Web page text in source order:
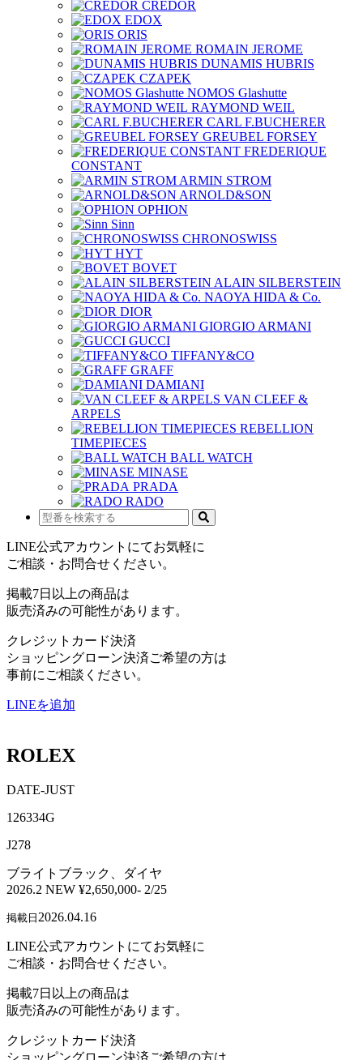
CREDOR
EDOX
ORIS
ROMAIN JEROME
DUNAMIS HUBRIS
CZAPEK
NOMOS Glashutte
RAYMOND WEIL
CARL F.BUCHERER
GREUBEL FORSEY
FREDERIQUE
CONSTANT
ARMIN STROM
ARNOLD&SON
OPHION
Sinn
CHRONOSWISS
HYT
BOVET
ALAIN SILBERSTEIN
NAOYA HIDA & Co.
DIOR
GIORGIO ARMANI
GUCCI
TIFFANY&CO
GRAFF
DAMIANI
VAN CLEEF &
ARPELS
REBELLION
TIMEPIECES
BALL WATCH
MINASE
PRADA
RADO
LINE公式アカウントにてお気軽に
ご相談・お問合せください。
掲載7日以上の商品は
販売済みの可能性があります。
クレジットカード決済
ショッピングローン決済ご希望の方は
事前にご相談ください。
LINEを追加
ROLEX
DATE-JUST
126334G
J278
ブライトブラック、ダイヤ
2026.2 NEW ¥2,650,000- 2/25
掲載日 2026.04.16
LINE公式アカウントにてお気軽に
ご相談・お問合せください。
掲載7日以上の商品は
販売済みの可能性があります。
クレジットカード決済
ショッピングローン決済ご希望の方は